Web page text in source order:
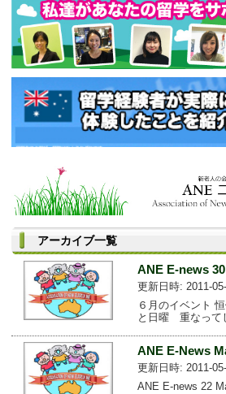
アーカイブ一覧
ANE E-news
更新日時: 2011-
６月のイベント
と日曜 重なって
ANE E-News
更新日時: 2011-
ANE E-news 22